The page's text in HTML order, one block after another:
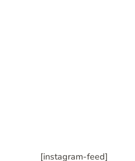
[instagram-feed]